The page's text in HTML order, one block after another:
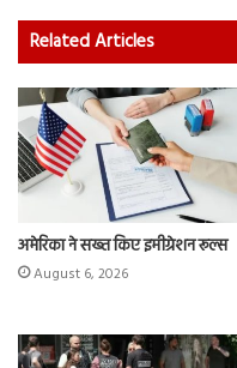
Related Articles
अमेरिका ने सख्त किए इमीग्रेशन रूल्स
August 6, 2026